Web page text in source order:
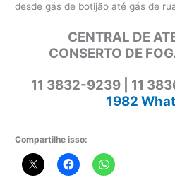
desde gás de botijão até gás de
CENTRAL DE
CONSERTO DE
11 3832-9239 | 11
1982
Compartilhe isso: